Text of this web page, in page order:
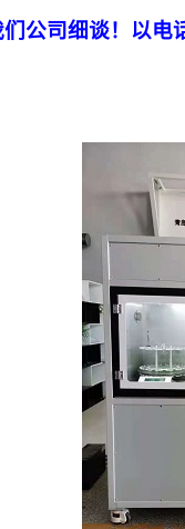
公司细谈！以电